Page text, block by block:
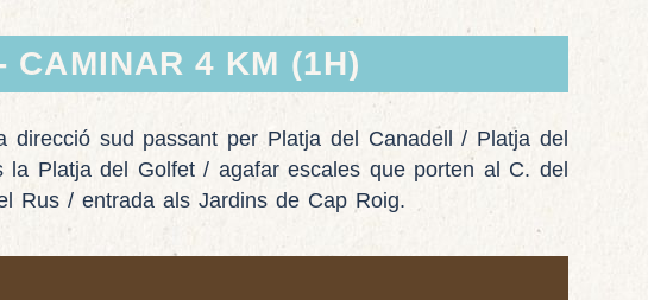
CAMINAR 4 KM (1H)
sud passant per Platja del Canadell / Platja del
Platja del Golfet / agafar escales que porten al C. del
Rus / entrada als Jardins de Cap Roig.